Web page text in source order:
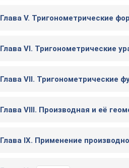
Глава V. Тригонометрические
Глава VI. Тригонометрические
Глава VII. Тригонометрические
Глава VIII. Производная и её
Глава IX. Применение